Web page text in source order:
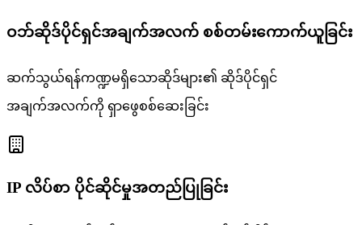
ဝဘ်ဆိုဒ်ပိုင်ရှင်အချက်အလက် စစ်တမ်းကောက်ယူခြင်း
ဆက်သွယ်ရန်ကဏ္ဍမရှိသောဆိုဒ်များ၏ ဆိုဒ်ပိုင်ရှင်
အချက်အလက်ကို ရှာဖွေစစ်ဆေးခြင်း
IP လိပ်စာ ပိုင်ဆိုင်မှုအတည်ပြုခြင်း